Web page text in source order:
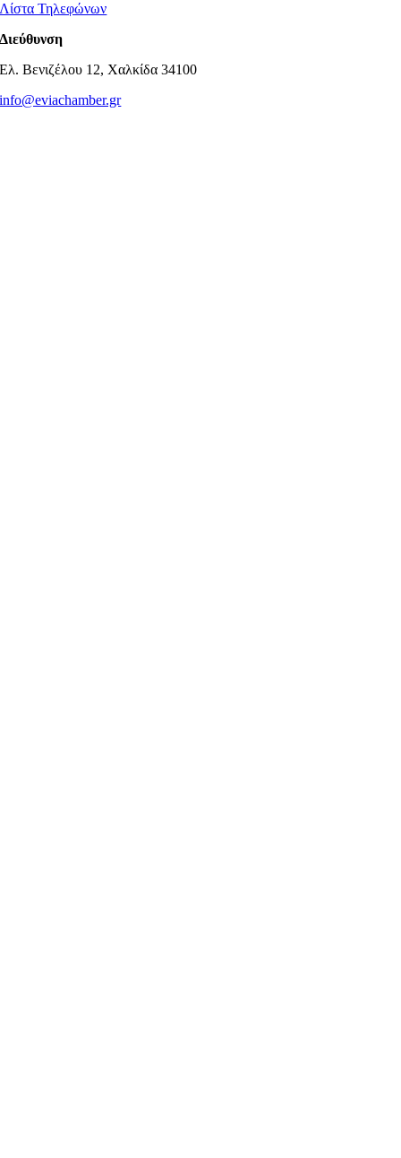
Λίστα Τηλεφώνων
Διεύθυνση
Ελ. Βενιζέλου 12, Χαλκίδα 34100
info@eviachamber.gr